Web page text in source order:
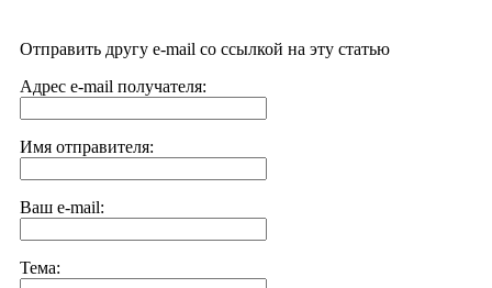
Отправить другу e-mail со ссылкой на эту статью
Адрес e-mail получателя:
Имя отправителя:
Ваш e-mail:
Тема: